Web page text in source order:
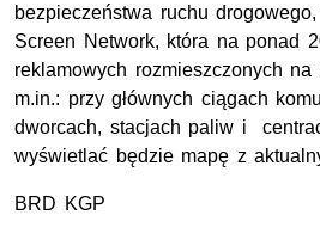
bezpieczeństwa ruchu
Screen Network, która na ponad
reklamowych rozmieszczonych na
m.in.: przy głównych ciągach
dworcach, stacjach paliw i
wyświetlać będzie mapę z
BRD KGP